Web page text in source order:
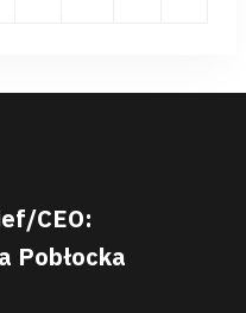
CEO:
Pobłocka